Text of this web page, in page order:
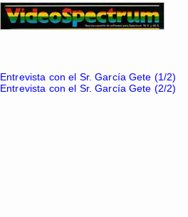
Entrevista con el Sr. García Gete (1/2)
Entrevista con el Sr. García Gete (2/2)